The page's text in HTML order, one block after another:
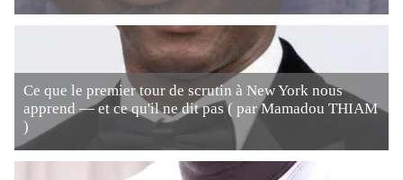
Ce que le premier tour de scrutin à New York nous
apprend — et ce qu'il ne dit pas ( par Mamadou THIAM
)